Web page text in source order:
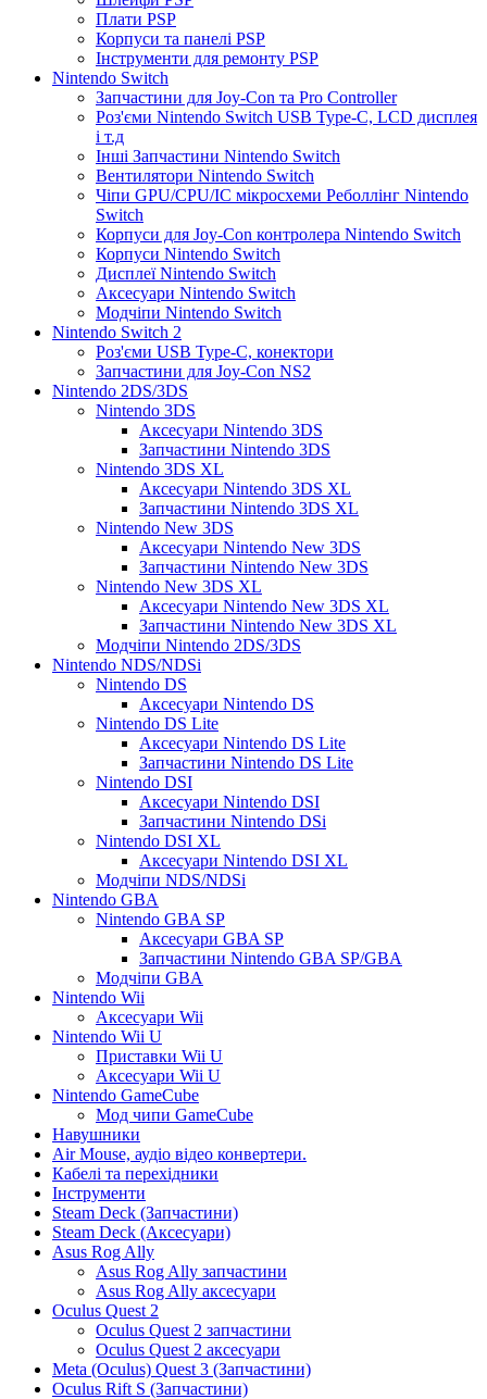
Плати PSP
Корпуси та панелі PSP
Інструменти для ремонту PSP
Nintendo Switch
Запчастини для Joy-Con та Pro Controller
Роз'єми Nintendo Switch USB Type-C, LCD дисплея
і т.д
Інші Запчастини Nintendo Switch
Вентилятори Nintendo Switch
Чіпи GPU/CPU/IC мікросхеми Реболлінг Nintendo
Switch
Корпуси для Joy-Con контролера Nintendo Switch
Корпуси Nintendo Switch
Дисплеї Nintendo Switch
Аксесуари Nintendo Switch
Модчіпи Nintendo Switch
Nintendo Switch 2
Роз'єми USB Type-C, конектори
Запчастини для Joy-Con NS2
Nintendo 2DS/3DS
Nintendo 3DS
Аксесуари Nintendo 3DS
Запчастини Nintendo 3DS
Nintendo 3DS XL
Аксесуари Nintendo 3DS XL
Запчастини Nintendo 3DS XL
Nintendo New 3DS
Аксесуари Nintendo New 3DS
Запчастини Nintendo New 3DS
Nintendo New 3DS XL
Аксесуари Nintendo New 3DS XL
Запчастини Nintendo New 3DS XL
Модчіпи Nintendo 2DS/3DS
Nintendo NDS/NDSi
Nintendo DS
Аксесуари Nintendo DS
Nintendo DS Lite
Аксесуари Nintendo DS Lite
Запчастини Nintendo DS Lite
Nintendo DSI
Аксесуари Nintendo DSI
Запчастини Nintendo DSi
Nintendo DSI XL
Аксесуари Nintendo DSI XL
Модчіпи NDS/NDSi
Nintendo GBA
Nintendo GBA SP
Аксесуари GBA SP
Запчастини Nintendo GBA SP/GBA
Модчіпи GBA
Nintendo Wii
Аксесуари Wii
Nintendo Wii U
Приставки Wii U
Аксесуари Wii U
Nintendo GameCube
Мод чипи GameCube
Навушники
Air Mouse, аудіо відео конвертери.
Кабелі та перехідники
Інструменти
Steam Deck (Запчастини)
Steam Deck (Аксесуари)
Asus Rog Ally
Asus Rog Ally запчастини
Asus Rog Ally аксесуари
Oculus Quest 2
Oculus Quest 2 запчастини
Oculus Quest 2 аксесуари
Meta (Oculus) Quest 3 (Запчастини)
Oculus Rift S (Запчастини)